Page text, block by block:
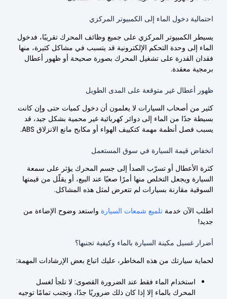
احتمالية دخول الماء إلى الكمبيوتر المركزي
يسيطر الكمبيوتر المركزي على جميع وظائف المحرك تقريبًا، فدخول
الماء إلى وحدة التحكم الإلكترونية قد يتسبب في مشاكل كثيرة، منها
فقدان القدرة على تشغيل المحرك بصورة صحيحة أو ظهور أعطال
برمجية معقدة.
ظهور أعطال غير متوقعة على المدى الطويل
كثير من أصحاب السيارات لا يعلمون أن دخول كميات حتى وإن كانت
بسيطة جدًا من الماء إلى دوائر كهربائية غير محمية بشكل جيد، قد
يسبب فصل أنظمة مهمة كتكييف الهواء أو مكابح مانع الانزلاق ABS.
انخفاض قيمة السيارة في سوق المستعمل
كثرة الأعطال أو تسرّب الصدأ إلى جسم المحرك يؤثر على سمعة
السيارة ويجعل التخلص منها أمرًا صعبًا عند البيع، أو يقلّل من قيمتها
السوقية مقارنة بسيارات لم تتعرض لمثل هذه المشاكل.
اطلب الآن خدمة تلميع شمعات السيارة واستعد وضوح الإضاءة من
جديد!
أضرار غسيل مكينة السيارة بالماء وكيفية تجنبها؟
لحماية سيارتك من هذه المخاطر، عليك اتباع بعض الإرشادات المهمة:
استخدام الماء فقط عند الضرورة القصوى: لا تلجأ لغسل
المحرك بالماء إلا إذا كان ذلك ضروريًا جدًا، وتجنب تمامًا توجيه